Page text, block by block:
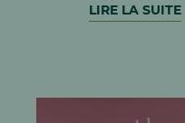
LIRE LA SUITE